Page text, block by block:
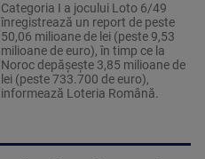
Categoria I a jocului Loto 6/49
înregistrează un report de peste
50,06 milioane de lei (peste 9,53
milioane de euro), în timp ce la
Noroc depăşeşte 3,85 milioane de
lei (peste 733.700 de euro),
informează Loteria Română.